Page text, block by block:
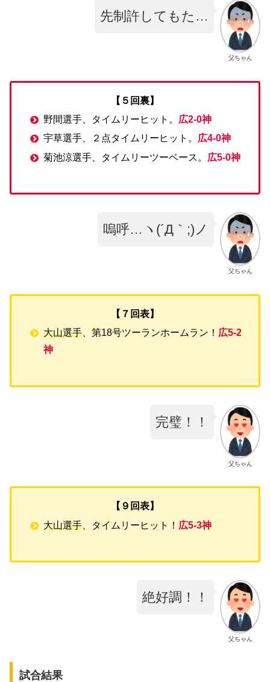
父ちゃん
先制許してもた…
【５回裏】
野間選手、タイムリーヒット。 広2-0神
宇草選手、２点タイムリーヒット。 広4-0神
菊池涼選手、タイムリーツーベース。 広5-0神
父ちゃん
嗚呼…ヽ(´Д｀;)ノ
【７回表】
大山選手 、第18号ツーランホームラン！ 広5-2
神
父ちゃん
完璧！！
【９回表】
大山選手 、タイムリーヒット！ 広5-3神
父ちゃん
絶好調！！
試合結果